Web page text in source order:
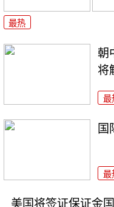
最热
朝
将
最
国
最
美国将签证保证金